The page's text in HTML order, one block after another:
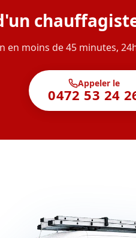
en moins de 45 minutes,
Appeler le
0472 53 24